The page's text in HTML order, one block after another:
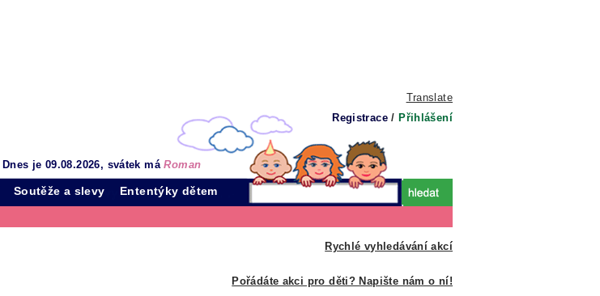
Translate
Registrace / Přihlášení
Dnes je 09.08.2026, svátek máRoman
Soutěže a slevy Ententýky dětem
Rychlé vyhledávání akcí
Pořádáte akci pro děti? Napište nám o ní!